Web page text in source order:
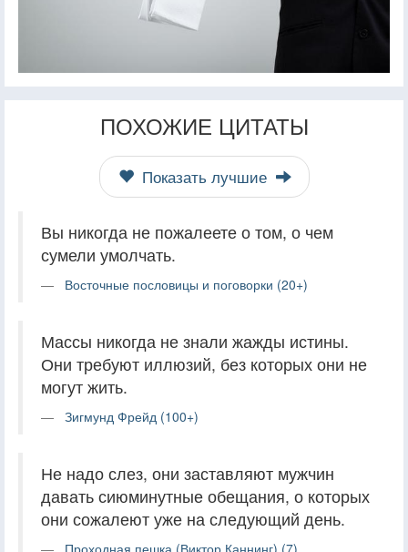
ПОХОЖИЕ ЦИТАТЫ
Показать лучшие
Вы никогда не пожалеете о том, о чем
сумели умолчать.
Восточные пословицы и поговорки (20+)
Массы никогда не знали жажды истины.
Они требуют иллюзий, без которых они не
могут жить.
Зигмунд Фрейд (100+)
Не надо слез, они заставляют мужчин
давать сиюминутные обещания, о которых
они сожалеют уже на следующий день.
Проходная пешка (Виктор Каннинг) (7)